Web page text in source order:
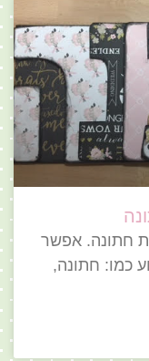
חתונה. אפשר
כמו: חתונה,